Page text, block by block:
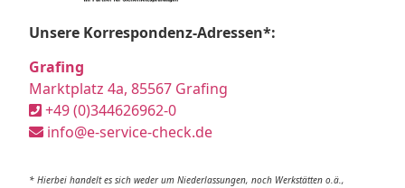
Unsere Korrespondenz-Adressen*:
Grafing
Marktplatz 4a, 85567 Grafing
+49 (0)344626962-0
info@e-service-check.de
* Hierbei handelt es sich weder um Niederlassungen, noch Werkstätten o.ä.,